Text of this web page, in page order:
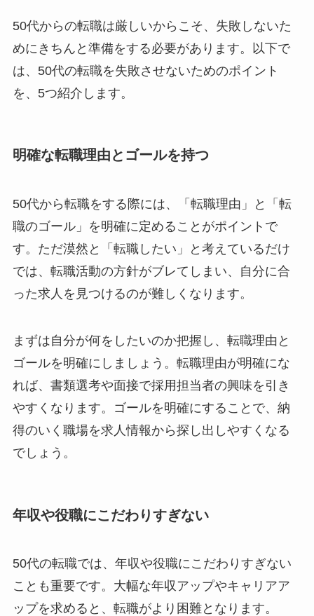
50代からの転職は厳しいからこそ、失敗しないた
めにきちんと準備をする必要があります。以下で
は、50代の転職を失敗させないためのポイント
を、5つ紹介します。
明確な転職理由とゴールを持つ
50代から転職をする際には、「転職理由」と「転
職のゴール」を明確に定めることがポイントで
す。ただ漠然と「転職したい」と考えているだけ
では、転職活動の方針がブレてしまい、自分に合
った求人を見つけるのが難しくなります。
まずは自分が何をしたいのか把握し、転職理由と
ゴールを明確にしましょう。転職理由が明確にな
れば、書類選考や面接で採用担当者の興味を引き
やすくなります。ゴールを明確にすることで、納
得のいく職場を求人情報から探し出しやすくなる
でしょう。
年収や役職にこだわりすぎない
50代の転職では、年収や役職にこだわりすぎない
ことも重要です。大幅な年収アップやキャリアア
ップを求めると、転職がより困難となります。